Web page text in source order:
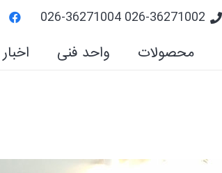
026-36271002 026-36271004
محصولات واحد فنی اخبار